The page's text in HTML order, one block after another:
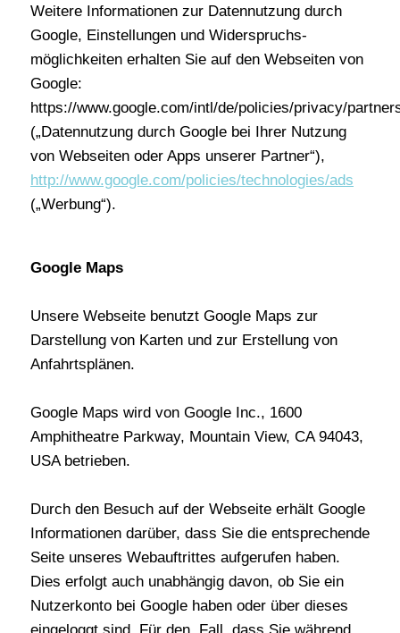
Weitere Informationen zur Datennutzung durch
Google, Einstellungen und Widerspruchs-
möglichkeiten erhalten Sie auf den Webseiten von
Google:
https://www.google.com/intl/de/policies/privacy/
(„Datennutzung durch Google bei Ihrer Nutzung
von Webseiten oder Apps unserer Partner“),
http://www.google.com/policies/technologies/ads
(„Werbung“).
Google Maps
Unsere Webseite benutzt Google Maps zur
Darstellung von Karten und zur Erstellung von
Anfahrtsplänen.
Google Maps wird von Google Inc., 1600
Amphitheatre Parkway, Mountain View, CA 94043,
USA betrieben.
Durch den Besuch auf der Webseite erhält Google
Informationen darüber, dass Sie die entsprechende
Seite unseres Webauftrittes aufgerufen haben.
Dies erfolgt auch unabhängig davon, ob Sie ein
Nutzerkonto bei Google haben oder über dieses
eingeloggt sind. Für den Fall, dass Sie während